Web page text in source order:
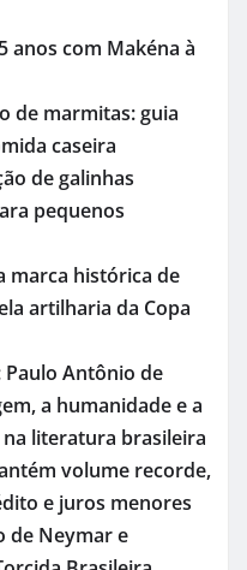
anos com Makéna à
de marmitas: guia
caseira
de galinhas
pequenos
marca histórica de
artilharia da Copa
Antônio de
a humanidade e a
literatura brasileira
volume recorde,
e juros menores
de Neymar e